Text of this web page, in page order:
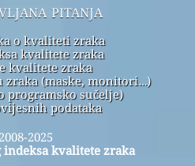
pitanja
o kvaliteti zraka
kvalitete zraka
kvalitete zraka
zraka (maske, monitori…)
programsko sučelje)
podataka
2025
indeksa kvalitete zraka